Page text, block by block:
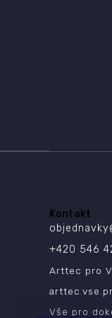
Kontakt
objednavky
+420 546
Arttec pro
Vše pro